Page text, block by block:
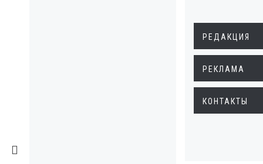
РЕДАКЦИЯ
РЕКЛАМА
КОНТАКТЫ